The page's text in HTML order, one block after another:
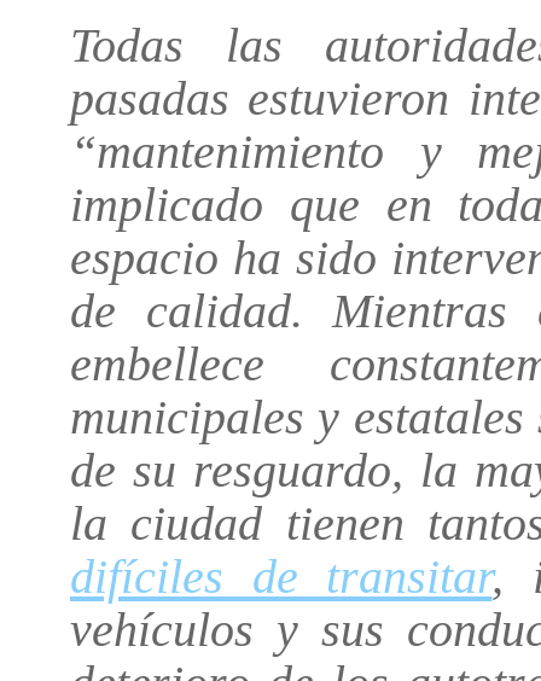
Todas las
pasadas estuvieron
“mantenimiento y
implicado que en
espacio ha sido
de calidad.
embellece
municipales y
de su resguardo, la
la ciudad tienen
difíciles de transitar,
vehículos y sus